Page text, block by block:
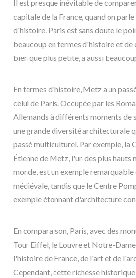
Il est presque inévitable de
capitale de la France, quand on
d'histoire. Paris est sans doute le
beaucoup en termes d'histoire et de
bien que plus petite, a aussi
En termes d'histoire, Metz a un
celui de Paris. Occupée par les
Allemands à différents moments de
une grande diversité architecturale
passé multiculturel. Par exemple, la
Étienne de Metz, l'un des plus hauts
monde, est un exemple
médiévale, tandis que le Centre
exemple étonnant d'architecture
En comparaison, Paris, avec des
Tour Eiffel, le Louvre et Notre-
l'histoire de France, de l'art et de
Cependant, cette richesse